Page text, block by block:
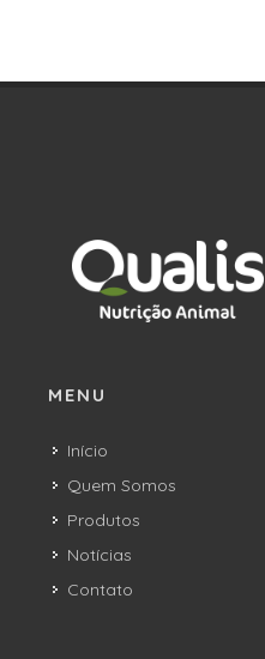
MENU
Início
Quem Somos
Produtos
Notícias
Contato